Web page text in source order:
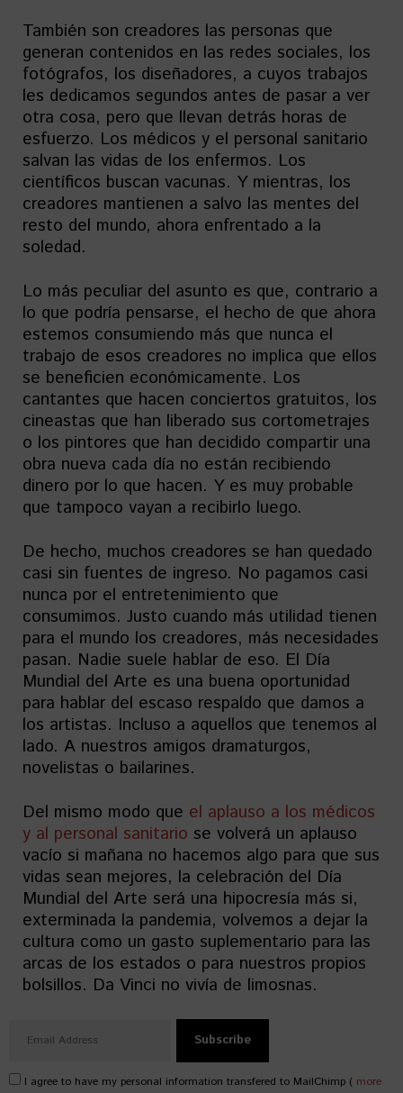
También son creadores las personas que
generan contenidos en las redes sociales, los
fotógrafos, los diseñadores, a cuyos trabajos
les dedicamos segundos antes de pasar a ver
otra cosa, pero que llevan detrás horas de
esfuerzo. Los médicos y el personal sanitario
salvan las vidas de los enfermos. Los
científicos buscan vacunas. Y mientras, los
creadores mantienen a salvo las mentes del
resto del mundo, ahora enfrentado a la
soledad.
Lo más peculiar del asunto es que, contrario a
lo que podría pensarse, el hecho de que ahora
estemos consumiendo más que nunca el
trabajo de esos creadores no implica que ellos
se beneficien económicamente. Los
cantantes que hacen conciertos gratuitos, los
cineastas que han liberado sus cortometrajes
o los pintores que han decidido compartir una
obra nueva cada día no están recibiendo
dinero por lo que hacen. Y es muy probable
que tampoco vayan a recibirlo luego.
De hecho, muchos creadores se han quedado
casi sin fuentes de ingreso. No pagamos casi
nunca por el entretenimiento que
consumimos. Justo cuando más utilidad tienen
para el mundo los creadores, más necesidades
pasan. Nadie suele hablar de eso. El Día
Mundial del Arte es una buena oportunidad
para hablar del escaso respaldo que damos a
los artistas. Incluso a aquellos que tenemos al
lado. A nuestros amigos dramaturgos,
novelistas o bailarines.
Del mismo modo que el aplauso a los médicos
y al personal sanitario se volverá un aplauso
vacío si mañana no hacemos algo para que sus
vidas sean mejores, la celebración del Día
Mundial del Arte será una hipocresía más si,
exterminada la pandemia, volvemos a dejar la
cultura como un gasto suplementario para las
arcas de los estados o para nuestros propios
bolsillos. Da Vinci no vivía de limosnas.
I agree to have my personal information transfered to MailChimp ( more